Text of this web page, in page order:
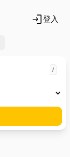
login登入
/